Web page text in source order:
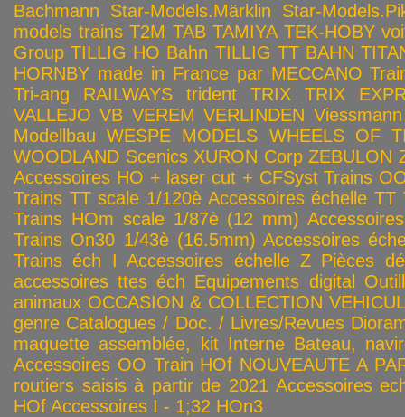
Bachmann
Star-Models.Märklin
Star-
models trains T2M TAB TAMIYA TEK-HOBY
Group TILLIG HO Bahn TILLIG TT BAHN
HORNBY made in France par MECCANO
Tri-ang RAILWAYS
trident TRIX
TRIX
VALLEJO VB VEREM VERLINDEN Viessmann
Modellbau WESPE MODELS WHEELS OF
WOODLAND Scenics XURON Corp ZEBULON
Accessoires HO + laser cut + CFSyst Trains
Trains TT scale 1/120è Accessoires échelle TT
Trains HOm scale 1/87è (12 mm)
Trains On30 1/43è (16.5mm) Accessoires
Trains éch I Accessoires échelle Z Pièces
accessoires ttes éch Equipements digital
animaux OCCASION & COLLECTION
genre Catalogues / Doc. / Livres/Revues
maquette assemblée, kit Interne Bateau,
Accessoires OO Train HOf NOUVEAUTE A
routiers saisis à partir de 2021 Accessoires
HOf Accessoires I - 1;32 HOn3